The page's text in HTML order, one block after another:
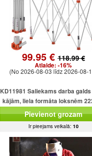
99.95 €118.99 €
Atlaide: -16%
(No 2026-08-03 līdz 2026-08-
KD11981 Saliekams darba
kājām, liela formāta loksnēm
mm, kravnesība 1000 kg.
Pievienot grozam
Ir pieejams veikalā: 10